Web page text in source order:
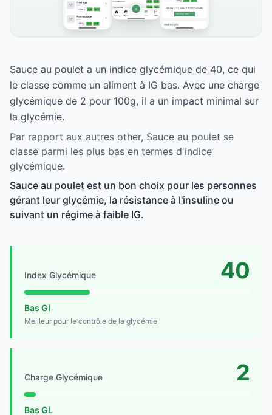
Sauce au poulet a un indice glycémique de 40, ce qui
le classe comme un aliment à IG bas. Avec une charge
glycémique de 2 pour 100g, il a un impact minimal sur
la glycémie.
Par rapport aux autres other, Sauce au poulet se
classe parmi les plus bas en termes d'indice
glycémique.
Sauce au poulet est un bon choix pour les personnes
gérant leur glycémie, la résistance à l'insuline ou
suivant un régime à faible IG.
Index Glycémique 40
Bas GI
Meilleur pour le contrôle de la glycémie
Charge Glycémique 2
Bas GL